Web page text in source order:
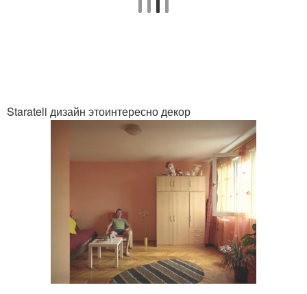
Starateli дизайн этоинтересно декор